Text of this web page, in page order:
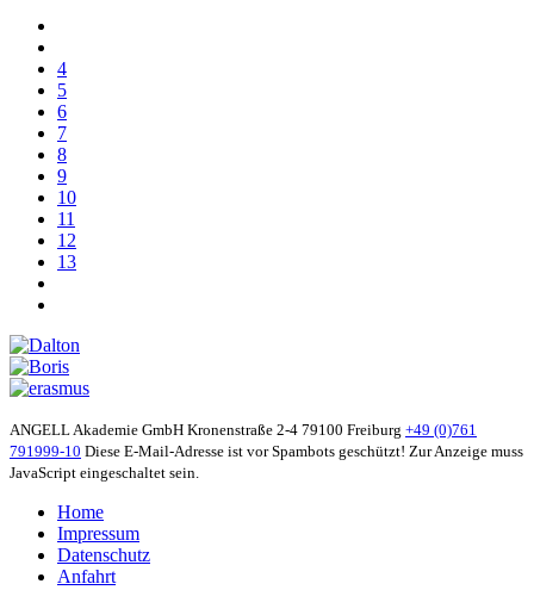
4
5
6
7
8
9
10
11
12
13
ANGELL Akademie GmbH Kronenstraße 2-4 79100 Freiburg +49 (0)761
791999-10 Diese E-Mail-Adresse ist vor Spambots geschützt! Zur Anzeige muss
JavaScript eingeschaltet sein.
Home
Impressum
Datenschutz
Anfahrt